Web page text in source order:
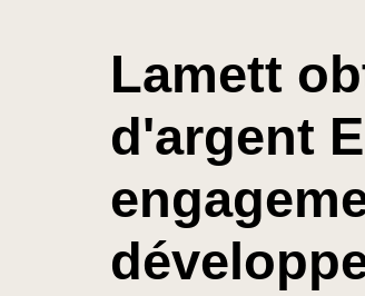
Lamett
d'argent